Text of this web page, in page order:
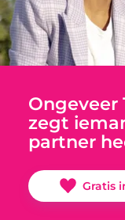
Ongeveer
zegt
partner
Gratis